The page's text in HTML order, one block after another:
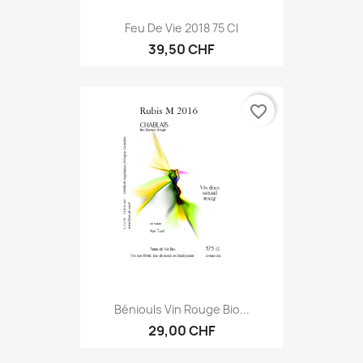
Feu De Vie 2018 75 Cl
39,50 CHF
Béniouls Vin Rouge Bio...
29,00 CHF
favorite_border